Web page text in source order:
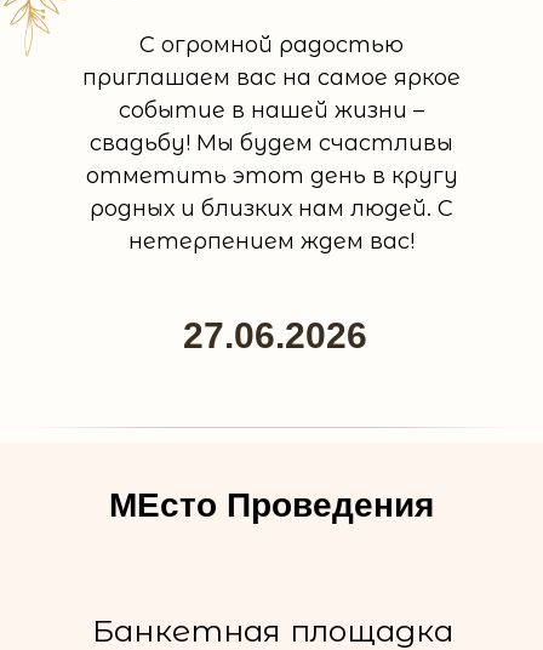
27.06.2026
С огромной радостью
приглашаем вас на самое яркое
событие в нашей жизни –
свадьбу! Мы будем счастливы
отметить этот день в кругу
родных и близких нам людей. С
нетерпением ждем вас!
МЕсто Проведения
Банкетная площадка